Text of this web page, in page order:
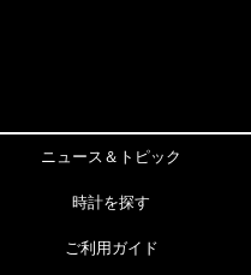
ニュース＆トピック
時計を探す
ご利用ガイド